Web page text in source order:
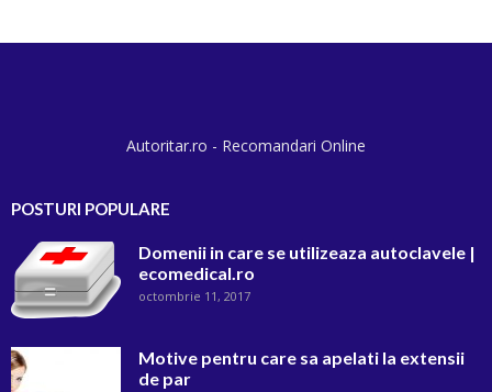
Autoritar.ro - Recomandari Online
POSTURI POPULARE
Domenii in care se utilizeaza autoclavele |
ecomedical.ro
octombrie 11, 2017
Motive pentru care sa apelati la extensii
de par